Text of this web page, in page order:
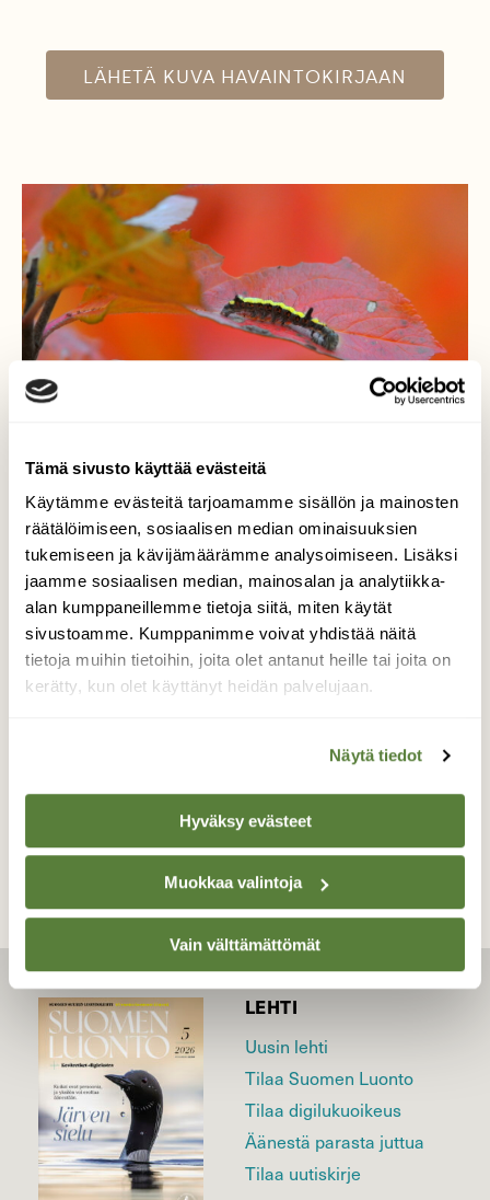
Tämä sivusto käyttää evästeitä
Käytämme evästeitä tarjoamamme sisällön ja mainosten
räätälöimiseen, sosiaalisen median ominaisuuksien
tukemiseen ja kävijämäärämme analysoimiseen. Lisäksi
jaamme sosiaalisen median, mainosalan ja analytiikka-
alan kumppaneillemme tietoja siitä, miten käytät
sivustoamme. Kumppanimme voivat yhdistää näitä
tietoja muihin tietoihin, joita olet antanut heille tai joita on
kerätty, kun olet käyttänyt heidän palvelujaan.
Näytä tiedot
Hyväksy evästeet
Muokkaa valintoja
Vain välttämättömät
LÄHETÄ KUVA HAVAINTOKIRJAAN
Lokakuu
Lokakuu aluillaan ja vielä näkee toukkiakin
ruskalehdillä. Kaunista on.
TAKAISIN LISTAAN
LEHTI
Uusin lehti
Tilaa Suomen Luonto
Tilaa digilukuoikeus
Äänestä parasta juttua
Tilaa uutiskirje